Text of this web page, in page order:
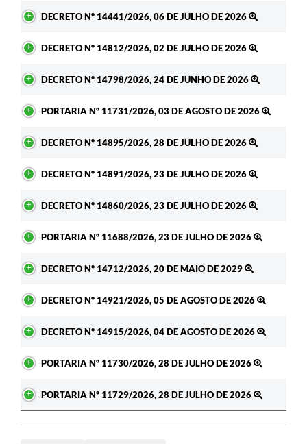
DECRETO Nº 14441/2026, 06 DE JULHO DE 2026
DECRETO Nº 14812/2026, 02 DE JULHO DE 2026
DECRETO Nº 14798/2026, 24 DE JUNHO DE 2026
PORTARIA Nº 11731/2026, 03 DE AGOSTO DE 2026
DECRETO Nº 14895/2026, 28 DE JULHO DE 2026
DECRETO Nº 14891/2026, 23 DE JULHO DE 2026
DECRETO Nº 14860/2026, 23 DE JULHO DE 2026
PORTARIA Nº 11688/2026, 23 DE JULHO DE 2026
DECRETO Nº 14712/2026, 20 DE MAIO DE 2029
DECRETO Nº 14921/2026, 05 DE AGOSTO DE 2026
DECRETO Nº 14915/2026, 04 DE AGOSTO DE 2026
PORTARIA Nº 11730/2026, 28 DE JULHO DE 2026
PORTARIA Nº 11729/2026, 28 DE JULHO DE 2026